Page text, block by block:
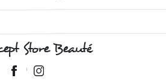
Store Beauté